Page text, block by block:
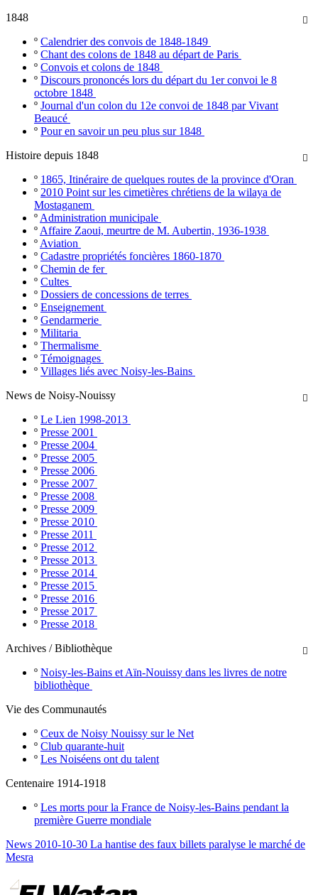

1848
º Calendrier des convois de 1848-1849
º Chant des colons de 1848 au départ de Paris
º Convois et colons de 1848
º Discours prononcés lors du départ du 1er convoi le 8
octobre 1848
º Journal d'un colon du 12e convoi de 1848 par Vivant
Beaucé
º Pour en savoir un peu plus sur 1848

Histoire depuis 1848
º 1865, Itinéraire de quelques routes de la province d'Oran
º 2010 Point sur les cimetières chrétiens de la wilaya de
Mostaganem
º Administration municipale
º Affaire Zaoui, meurtre de M. Aubertin, 1936-1938
º Aviation
º Cadastre propriétés foncières 1860-1870
º Chemin de fer
º Cultes
º Dossiers de concessions de terres
º Enseignement
º Gendarmerie
º Militaria
º Thermalisme
º Témoignages
º Villages liés avec Noisy-les-Bains

News de Noisy-Nouissy
º Le Lien 1998-2013
º Presse 2001
º Presse 2004
º Presse 2005
º Presse 2006
º Presse 2007
º Presse 2008
º Presse 2009
º Presse 2010
º Presse 2011
º Presse 2012
º Presse 2013
º Presse 2014
º Presse 2015
º Presse 2016
º Presse 2017
º Presse 2018

Archives / Bibliothèque
º Noisy-les-Bains et Aïn-Nouissy dans les livres de notre
bibliothèque
Vie des Communautés
º Ceux de Noisy Nouissy sur le Net
º Club quarante-huit
º Les Noiséens ont du talent
Centenaire 1914-1918
º Les morts pour la France de Noisy-les-Bains pendant la
première Guerre mondiale
News 2010-10-30 La hantise des faux billets paralyse le marché de
Mesra